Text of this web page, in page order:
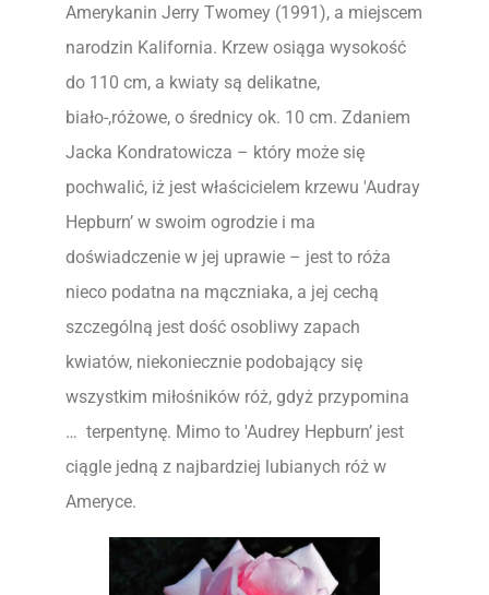
Amerykanin Jerry Twomey (1991), a miejscem
narodzin Kalifornia. Krzew osiąga wysokość
do 110 cm, a kwiaty są delikatne,
biało-,różowe, o średnicy ok. 10 cm. Zdaniem
Jacka Kondratowicza – który może się
pochwalić, iż jest właścicielem krzewu 'Audray
Hepburn’ w swoim ogrodzie i ma
doświadczenie w jej uprawie – jest to róża
nieco podatna na mączniaka, a jej cechą
szczególną jest dość osobliwy zapach
kwiatów, niekoniecznie podobający się
wszystkim miłośników róż, gdyż przypomina
… terpentynę. Mimo to 'Audrey Hepburn’ jest
ciągle jedną z najbardziej lubianych róż w
Ameryce.